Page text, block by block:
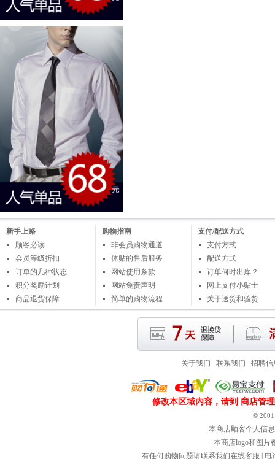
新手上路
顾客必读
会员等级折扣
订单的几种状态
积分奖励计划
商品退货保障
购物指南
非会员购物通道
体贴的售后服务
网站使用条款
网站免责声明
简单的购物流程
支付/配送方式
支付方式
配送方式
订单何时出库？
网上支付小贴士
关于送货和验货
关于我们 联系我们 招聘信
修改本区域内容，请到 商店管
© 2001
本商店顾客个人信
本商店logo和图片
有任何购物问题请联系我们在线客服 | 电